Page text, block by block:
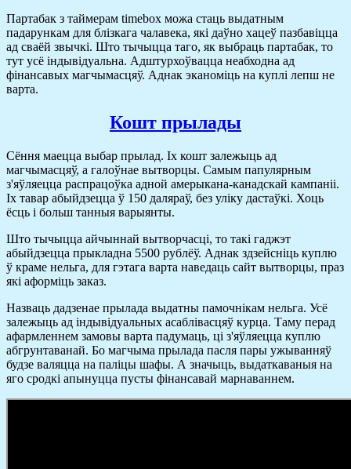
Партабак з таймерам timebox можа стаць выдатным
падарункам для блізкага чалавека, які даўно хацеў пазбавіцца
ад сваёй звычкі. Што тычыцца таго, як выбраць партабак, то
тут усё індывідуальна. Адштурхоўвацца неабходна ад
фінансавых магчымасцяў. Аднак эканоміць на куплі лепш не
варта.
Кошт прылады
Сёння маецца выбар прылад. Іх кошт залежыць ад
магчымасцяў, а галоўнае вытворцы. Самым папулярным
з'яўляецца распрацоўка адной амерыкана-канадскай кампаніі.
Іх тавар абыйдзецца ў 150 даляраў, без уліку дастаўкі. Хоць
ёсць і больш танныя варыянты.
Што тычыцца айчыннай вытворчасці, то такі гаджэт
абыйдзецца прыкладна 5500 рублёў. Аднак здзейсніць куплю
ў краме нельга, для гэтага варта наведаць сайт вытворцы, праз
які аформіць заказ.
Назваць дадзенае прылада выдатны памочнікам нельга. Усё
залежыць ад індывідуальных асаблівасцяў курца. Таму перад
афармленнем замовы варта падумаць, ці з'яўляецца куплю
абгрунтаванай. Бо магчыма прылада пасля пары ужыванняў
будзе валяцца на паліцы шафы. А значыць, выдаткаваныя на
яго сродкі апынуцца пусты фінансавай марнаваннем.